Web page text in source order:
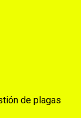
de plagas